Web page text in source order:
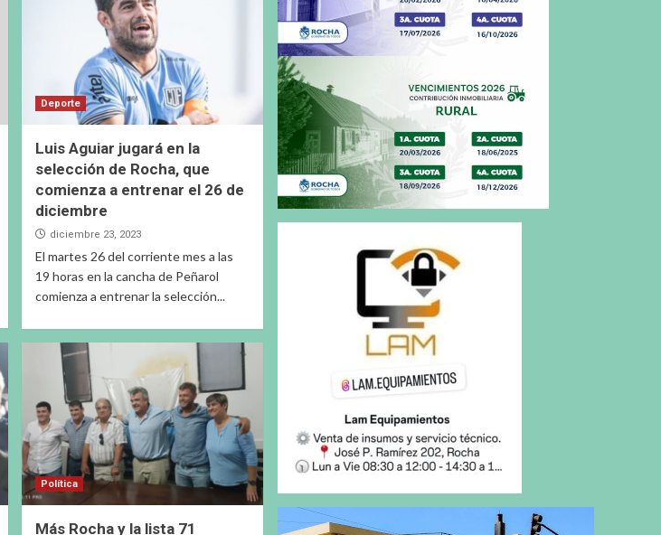
Deporte
Luis Aguiar jugará en la
selección de Rocha, que
comienza a entrenar el 26 de
diciembre
diciembre 23, 2023
El martes 26 del corriente mes a las
19 horas en la cancha de Peñarol
comienza a entrenar la selección...
Política
Más Rocha y la lista 71